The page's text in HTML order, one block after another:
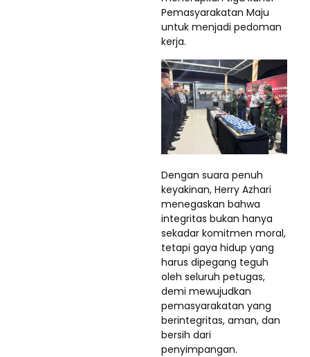
Pemasyarakatan Maju
untuk menjadi pedoman
kerja.
Dengan suara penuh
keyakinan, Herry Azhari
menegaskan bahwa
integritas bukan hanya
sekadar komitmen moral,
tetapi gaya hidup yang
harus dipegang teguh
oleh seluruh petugas,
demi mewujudkan
pemasyarakatan yang
berintegritas, aman, dan
bersih dari
penyimpangan.